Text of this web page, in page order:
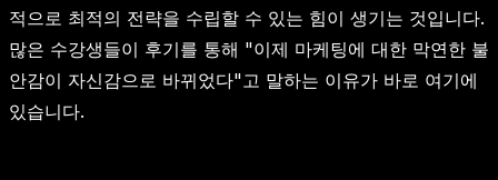
적으로 최적의 전략을 수립할 수 있는 힘이 생기는 것입니다.
많은 수강생들이 후기를 통해 "이제 마케팅에 대한 막연한 불
안감이 자신감으로 바뀌었다"고 말하는 이유가 바로 여기에
있습니다.